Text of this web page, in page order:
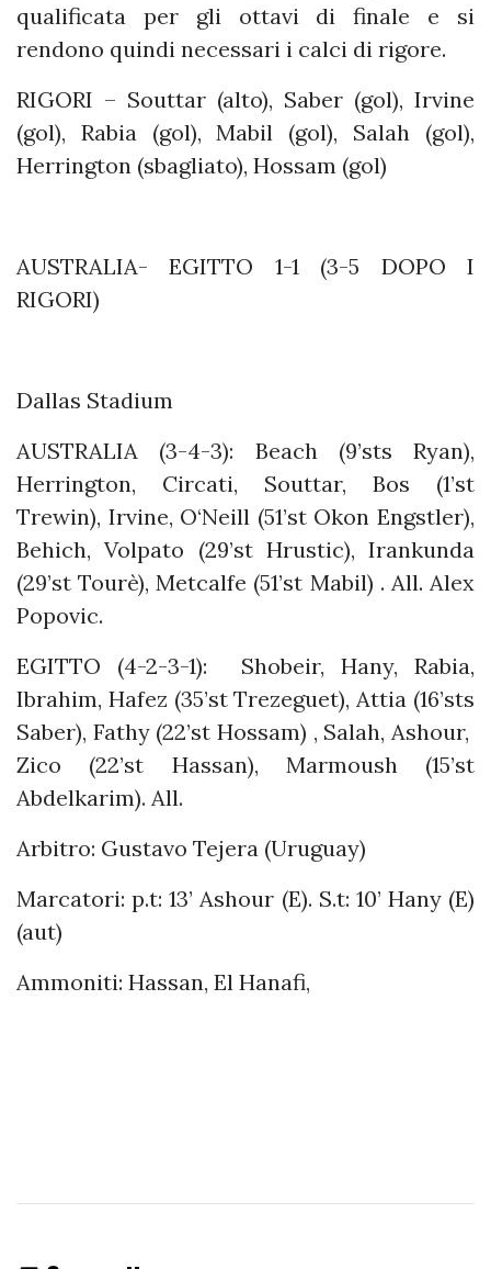
qualificata per gli ottavi di finale e si
rendono quindi necessari i calci di rigore.
RIGORI – Souttar (alto), Saber (gol), Irvine
(gol), Rabia (gol), Mabil (gol), Salah (gol),
Herrington (sbagliato), Hossam (gol)
AUSTRALIA- EGITTO 1-1 (3-5 DOPO I
RIGORI)
Dallas Stadium
AUSTRALIA (3-4-3): Beach (9’sts Ryan),
Herrington, Circati, Souttar, Bos (1’st
Trewin), Irvine, O‘Neill (51’st Okon Engstler),
Behich, Volpato (29’st Hrustic), Irankunda
(29’st Tourè), Metcalfe (51’st Mabil) . All. Alex
Popovic.
EGITTO (4-2-3-1): Shobeir, Hany, Rabia,
Ibrahim, Hafez (35’st Trezeguet), Attia (16’sts
Saber), Fathy (22’st Hossam) , Salah, Ashour,
Zico (22’st Hassan), Marmoush (15’st
Abdelkarim). All.
Arbitro: Gustavo Tejera (Uruguay)
Marcatori: p.t: 13’ Ashour (E). S.t: 10’ Hany (E)
(aut)
Ammoniti: Hassan, El Hanafi,